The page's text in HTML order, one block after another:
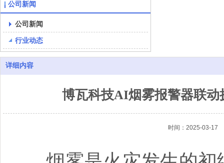
公司新闻
公司新闻
行业动态
详细内容
博瓦科技AI烟雾报警器联
时间：2025-03-17